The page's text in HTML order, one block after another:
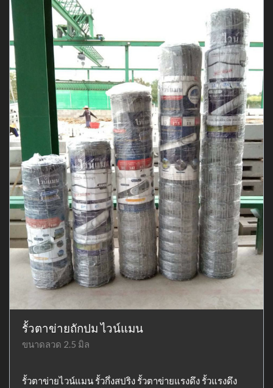
รั้วตาข่ายถักปม ไวน์แมน
ขนาดลวด 2.5 มิล
รั้วตาข่ายไวน์แมน รั้วกึ่งสปริง รั้วตาข่ายแรงดึง รั้วแรงดึง